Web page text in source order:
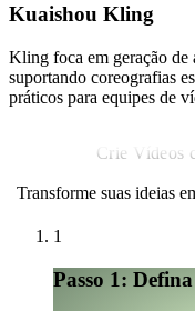
Kuaishou Kling
Kling foca em geração de
suportando coreografias
práticos para equipes de
Crie Vídeos
Transforme suas ideias
1
Passo 1: